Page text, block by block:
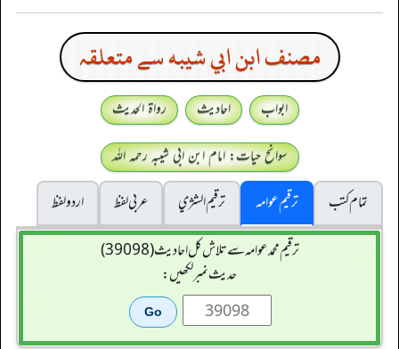
مصنف ابن ابي شيبه سے متعلقہ
ابواب احادیث
رواۃ الحدیث
سوانح حیات: امام ابن ابی شیبہ رحمہ اللہ
تمام کتب
ترقیم عوامہ ترقيم الشژي عربی لفظ
اردو لفظ
ترقیم محمدعوامہ سے تلاش کل احادیث (39098)
حدیث نمبر لکھیں: